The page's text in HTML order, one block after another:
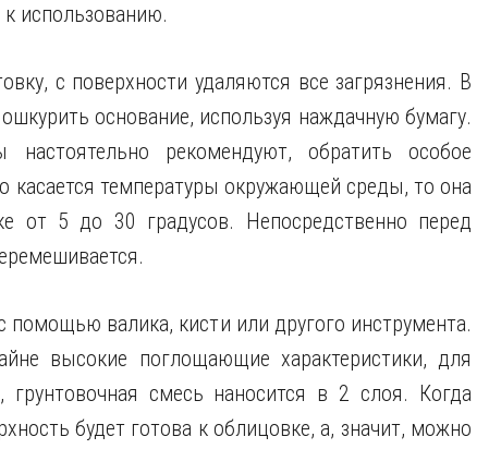
использованию.
с поверхности удаляются все загрязнения. В
основание, используя наждачную бумагу.
настоятельно рекомендуют, обратить особое
касается температуры окружающей среды, то она
от 5 до 30 градусов. Непосредственно перед
помощью валика, кисти или другого инструмента.
высокие поглощающие характеристики, для
грунтовочная смесь наносится в 2 слоя. Когда
будет готова к облицовке, а, значит, можно